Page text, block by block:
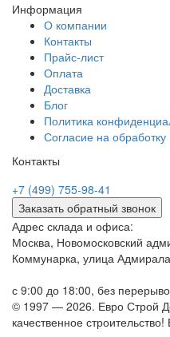
Информация
О компании
Контакты
Прайс-лист
Оплата
Доставка
Блог
Политика
Согласие на
Контакты
+7 (499) 755-98-41
Заказать обратный звонок
Адрес склада и офиса:
Москва, Новомосковский
Коммунарка, улица
с 9:00 до 18:00, без
© 1997 — 2026. Евро Строй
качественное